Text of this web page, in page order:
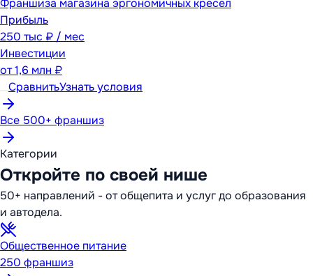
Франшиза магазина эргономичных кресел
Прибыль
250 тыс ₽ / мес
Инвестиции
от1,6 млн ₽
СравнитьУзнать условия
Все 500+ франшиз
Категории
Откройте по своей нише
50+ направлений - от общепита и услуг до образования
и автодела.
Общественное питание
250 франшиз